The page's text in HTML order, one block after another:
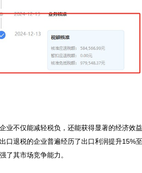
业不仅能减轻税负，还能获得显著的经济效
口退税的企业普遍经历了出口利润提升15%至
了其市场竞争能力。